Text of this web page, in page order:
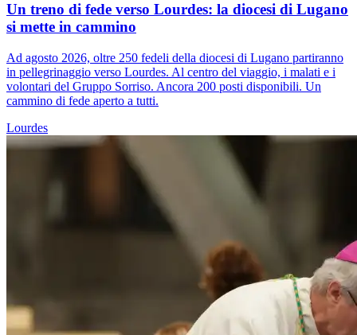
Un treno di fede verso Lourdes: la diocesi di Lugano
si mette in cammino
Ad agosto 2026, oltre 250 fedeli della diocesi di Lugano partiranno
in pellegrinaggio verso Lourdes. Al centro del viaggio, i malati e i
volontari del Gruppo Sorriso. Ancora 200 posti disponibili. Un
cammino di fede aperto a tutti.
Lourdes